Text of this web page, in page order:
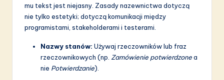
mu tekst jest niejasny. Zasady nazewnictwa dotyczą
nie tylko estetyki; dotyczą komunikacji między
programistami, stakeholderami i testerami.
Nazwy stanów: Używaj rzeczowników lub fraz
rzeczownikowych (np. Zamówienie potwierdzonea
nie Potwierdzanie).